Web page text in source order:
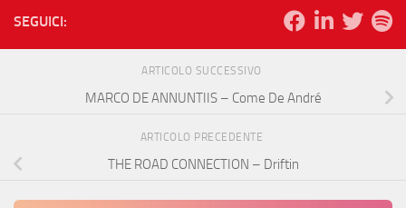
SEGUICI:
ARTICOLO SUCCESSIVO
MARCO DE ANNUNTIIS – Come De André
ARTICOLO PRECEDENTE
THE ROAD CONNECTION – Driftin